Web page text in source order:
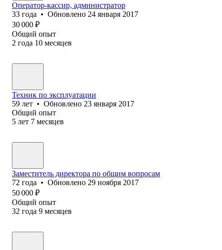
Оператор-кассир, администратор
33 года • Обновлено 24 января 2017
30 000 ₽
Общий опыт
2 года 10 месяцев
Техник по эксплуатации
59 лет • Обновлено 23 января 2017
Общий опыт
5 лет 7 месяцев
Заместитель директора по общим вопросам
72 года • Обновлено 29 ноября 2017
50 000 ₽
Общий опыт
32 года 9 месяцев